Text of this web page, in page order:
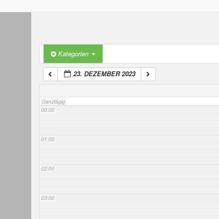
Kategorien
23. DEZEMBER 2023
Ganztägig
00:00
01:00
02:00
03:00